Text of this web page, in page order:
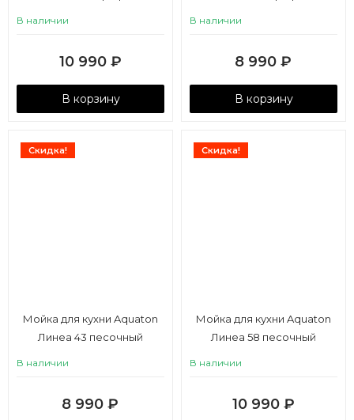
В наличии
10 990 ₽
В корзину
В наличии
8 990 ₽
В корзину
Скидка!
Мойка для кухни Aquaton
Линеа 43 песочный
В наличии
8 990 ₽
Скидка!
Мойка для кухни Aquaton
Линеа 58 песочный
В наличии
10 990 ₽